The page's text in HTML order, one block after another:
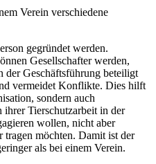
Verein verschiedene
gegründet werden.
Gesellschafter werden,
der Geschäftsführung beteiligt
vermeidet Konflikte. Dies hilft
sondern auch
ihrer Tierschutzarbeit in der
wollen, nicht aber
tragen möchten. Damit ist der
als bei einem Verein.